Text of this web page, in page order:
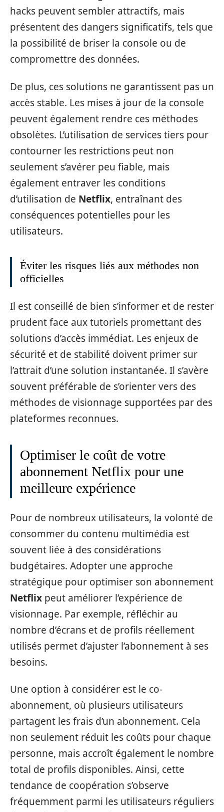
hacks peuvent sembler attractifs, mais
présentent des dangers significatifs, tels que
la possibilité de briser la console ou de
compromettre des données.
De plus, ces solutions ne garantissent pas un
accès stable. Les mises à jour de la console
peuvent également rendre ces méthodes
obsolètes. L’utilisation de services tiers pour
contourner les restrictions peut non
seulement s’avérer peu fiable, mais
également entraver les conditions
d’utilisation de Netflix, entraînant des
conséquences potentielles pour les
utilisateurs.
Éviter les risques liés aux méthodes non
officielles
Il est conseillé de bien s’informer et de rester
prudent face aux tutoriels promettant des
solutions d’accès immédiat. Les enjeux de
sécurité et de stabilité doivent primer sur
l’attrait d’une solution instantanée. Il s’avère
souvent préférable de s’orienter vers des
méthodes de visionnage supportées par des
plateformes reconnues.
Optimiser le coût de votre
abonnement Netflix pour une
meilleure expérience
Pour de nombreux utilisateurs, la volonté de
consommer du contenu multimédia est
souvent liée à des considérations
budgétaires. Adopter une approche
stratégique pour optimiser son abonnement
Netflix peut améliorer l’expérience de
visionnage. Par exemple, réfléchir au
nombre d’écrans et de profils réellement
utilisés permet d’ajuster l’abonnement à ses
besoins.
Une option à considérer est le co-
abonnement, où plusieurs utilisateurs
partagent les frais d’un abonnement. Cela
non seulement réduit les coûts pour chaque
personne, mais accroît également le nombre
total de profils disponibles. Ainsi, cette
tendance de coopération s’observe
fréquemment parmi les utilisateurs réguliers